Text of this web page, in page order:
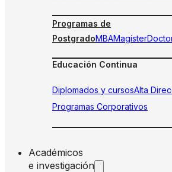
Programas de
PostgradoMBAMagíster
Educación Continua
Diplomados y cursosAlta
Programas Corporativos
Académicos
e investigación